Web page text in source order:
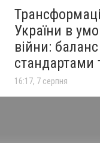
України в
війни:
стандартами
16:17, 7 серпня